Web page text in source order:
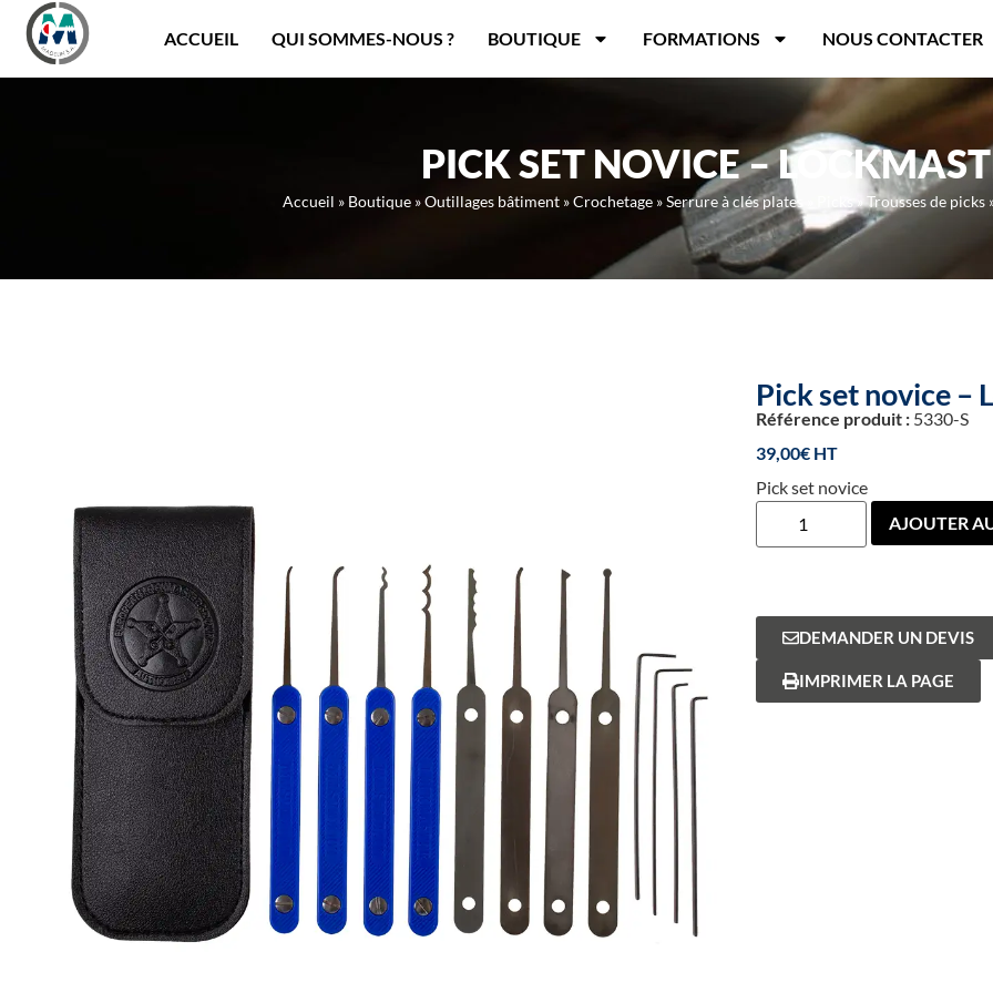
Panneau de gestion des cookies
ACCUEIL
QUI SOMMES-NOUS ? BOUTIQUE FORMATIONS NOUS CONTACTER
PICK SET NOVICE –
Accueil » Boutique»Outillages bâtiment»Crochetage»Serrure à clés plates » Trousses de picks
Pick set novice –
Référence produit : 5330-S
39,00€
Pick set novice
AJOUTER
DEMANDER UN DEVIS
IMPRIMER LA PAGE